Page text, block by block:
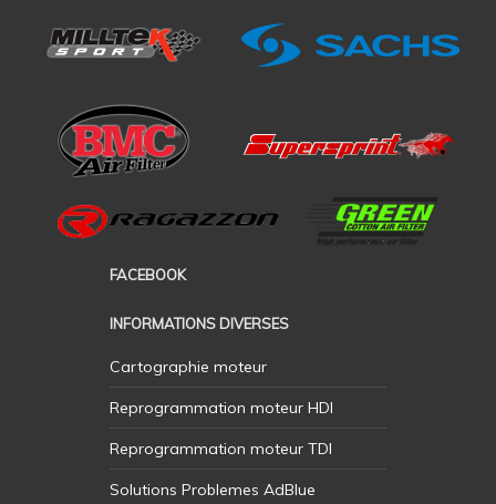
FACEBOOK
INFORMATIONS DIVERSES
Cartographie moteur
Reprogrammation moteur HDI
Reprogrammation moteur TDI
Solutions Problemes AdBlue